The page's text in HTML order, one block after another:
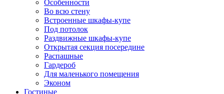
Особенности
Во всю стену
Встроенные шкафы-купе
Под потолок
Раздвижные шкафы-купе
Открытая секция посередине
Распашные
Гардероб
Для маленького помещения
Эконом
Гостиные